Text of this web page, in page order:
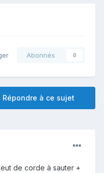
Abonnés 0
Répondre à ce sujet
de corde à sauter +